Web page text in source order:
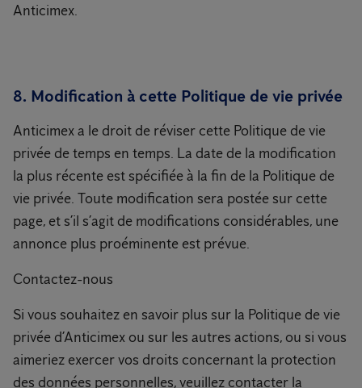
Anticimex.
8. Modification à cette Politique de vie privée
Anticimex a le droit de réviser cette Politique de vie
privée de temps en temps. La date de la modification
la plus récente est spécifiée à la fin de la Politique de
vie privée. Toute modification sera postée sur cette
page, et s’il s’agit de modifications considérables, une
annonce plus proéminente est prévue.
Contactez-nous
Si vous souhaitez en savoir plus sur la Politique de vie
privée d’Anticimex ou sur les autres actions, ou si vous
aimeriez exercer vos droits concernant la protection
des données personnelles, veuillez contacter la